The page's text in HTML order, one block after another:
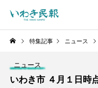
特集記事 ニュース
ニュース
いわき市 ４月１日時